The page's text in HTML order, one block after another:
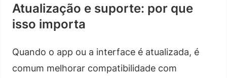
Atualização e suporte: por que
isso importa
Quando o app ou a interface é atualizada, é
comum melhorar compatibilidade com